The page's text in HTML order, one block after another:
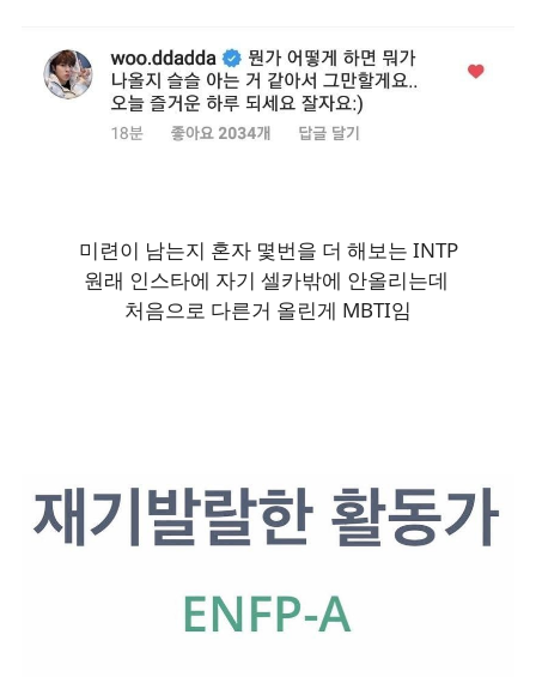
미련이 남는지 혼자 몇번을 더 해보는 INTP
원래 인스타에 자기 셀카밖에 안올리는데
처음으로 다른거 올린게 MBTI임